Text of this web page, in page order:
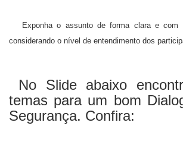
Exponha o assunto de forma clara e com
considerando o nível de entendimento dos
No Slide abaixo
temas para um bom
Segurança. Confira: